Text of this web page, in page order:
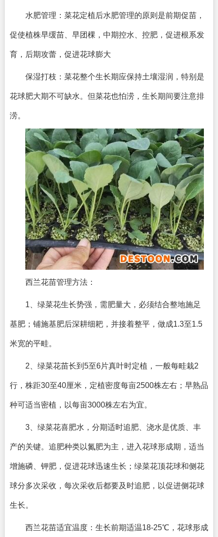
水肥管理：菜花定植后水肥管理的原则是前期促苗，
促使植株早缓苗、早团棵，中期控水、控肥，促进根系发
育，后期攻蕾，促进花球膨大
保湿打枝：菜花整个生长期应保持土壤湿润，特别是
花球肥大期不可缺水。但菜花也怕涝，生长期间要注意排
涝。
西兰花苗管理方法：
1、绿菜花生长势强，需肥量大，必须结合整地施足
基肥；铺施基肥后深耕细耙，并接着整平，做成1.3至1.5
米宽的平畦。
2、绿菜花苗长到5至6片真叶时定植，一般每畦栽2
行，株距30至40厘米，定植密度每亩2500株左右；早熟品
种可适当密植，以每亩3000株左右为宜。
3、绿菜花喜肥水，分期适时追肥、浇水是优质、丰
产的关键。追肥种类以氮肥为主，进入花球形成期，适当
增施磷、钾肥，促进花球迅速生长；绿菜花顶花球和侧花
球分多次采收，每次采收后都要及时追肥，以促进侧花球
生长。
西兰花苗适宜温度：生长前期适温18-25℃，花球形成